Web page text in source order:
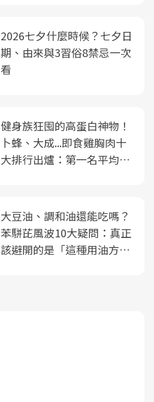
2026七夕什麼時候？七夕日
期、由來與3習俗8禁忌一次
看
健身族狂囤的高蛋白神物！
卜蜂、大成...即食雞胸肉十
大排行出爐：第一名平均一
大豆油、調和油還能吃嗎？
苯駢芘風波10大疑問：真正
該避開的是「這種用油方